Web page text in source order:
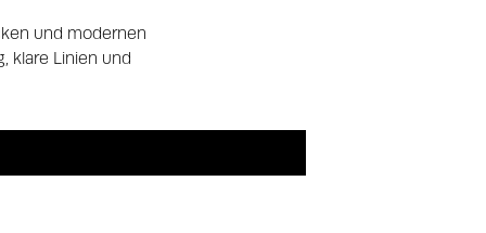
und modernen
klare Linien und